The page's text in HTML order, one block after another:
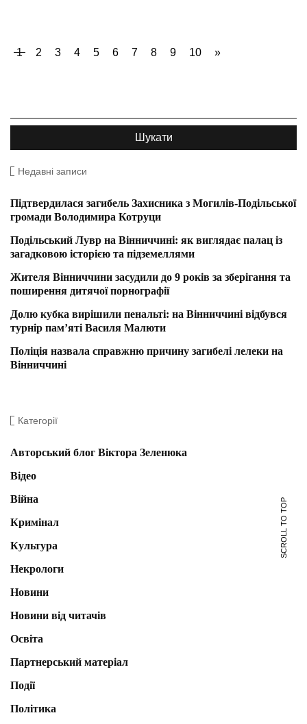
1 2 3 4 5 6 7 8 9 10 »
Недавні записи
Підтвердилася загибель Захисника з Могилів-Подільської
громади Володимира Котруци
Подільський Лувр на Вінниччині: як виглядає палац із
загадковою історією та підземеллями
Жителя Вінниччини засудили до 9 років за зберігання та
поширення дитячої порнографії
Долю кубка вирішили пенальті: на Вінниччині відбувся
турнір пам’яті Василя Малюти
Поліція назвала справжню причину загибелі лелеки на
Вінниччині
Категорії
Авторський блог Віктора Зеленюка
Відео
Війна
Кримінал
Культура
Некрологи
Новини
Новини від читачів
Освіта
Партнерський матеріал
Події
Політика
SCROLL TO TOP